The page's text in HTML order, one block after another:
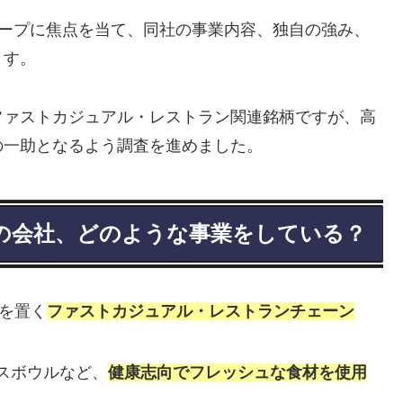
に焦点を当て、同社の事業内容、独自の強み、
。
ストカジュアル・レストラン関連銘柄ですが、高
助となるよう調査を進めました。
会社、どのような事業をしている？
置く ファストカジュアル・レストランチェーン
ウルなど、 健康志向でフレッシュな食材を使用